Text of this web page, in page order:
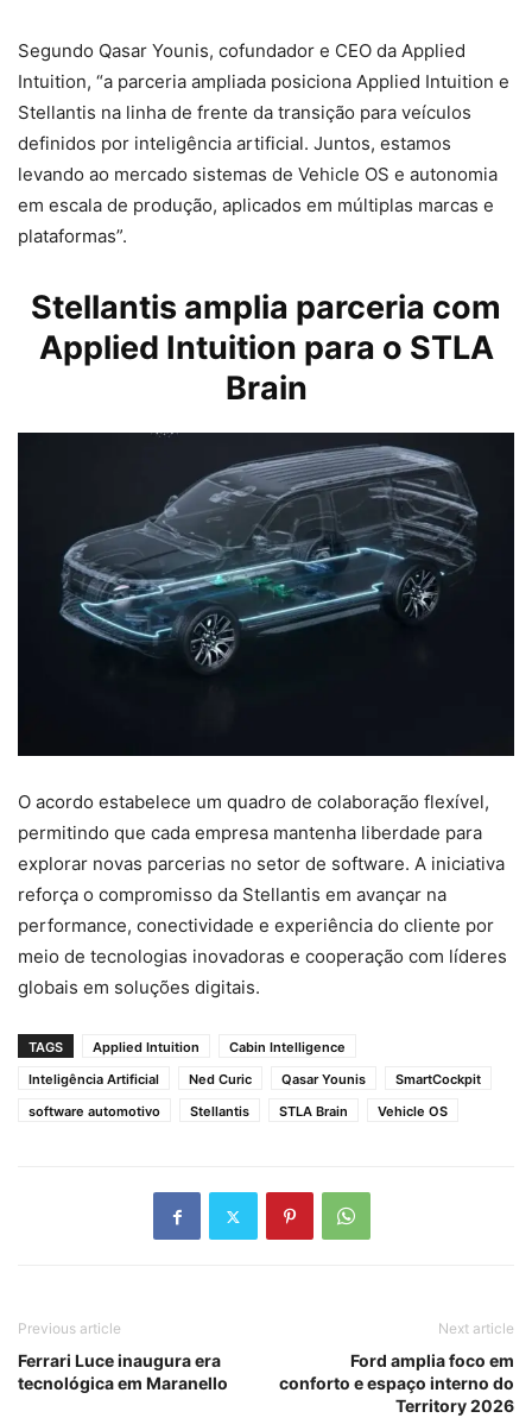
Segundo Qasar Younis, cofundador e CEO da Applied
Intuition, “a parceria ampliada posiciona Applied Intuition e
Stellantis na linha de frente da transição para veículos
definidos por inteligência artificial. Juntos, estamos
levando ao mercado sistemas de Vehicle OS e autonomia
em escala de produção, aplicados em múltiplas marcas e
plataformas”.
Stellantis amplia parceria com
Applied Intuition para o STLA
Brain
O acordo estabelece um quadro de colaboração flexível,
permitindo que cada empresa mantenha liberdade para
explorar novas parcerias no setor de software. A iniciativa
reforça o compromisso da Stellantis em avançar na
performance, conectividade e experiência do cliente por
meio de tecnologias inovadoras e cooperação com líderes
globais em soluções digitais.
TAGS Applied Intuition
Cabin Intelligence
Inteligência Artificial
Ned Curic Qasar Younis
SmartCockpit
software automotivo
Stellantis STLA Brain Vehicle OS
Previous article
Ferrari Luce inaugura era
tecnológica em Maranello
Next article
Ford amplia foco em
conforto e espaço interno do
Territory 2026